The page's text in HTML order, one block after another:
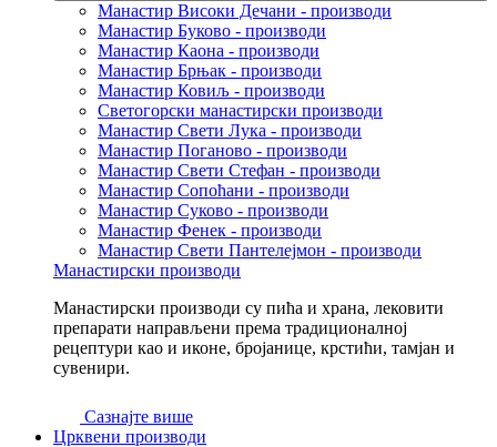
Манастир Високи Дечани - производи
Манастир Буково - производи
Манастир Каона - производи
Манастир Брњак - производи
Манастир Ковиљ - производи
Светогорски манастирски производи
Манастир Свети Лука - производи
Манастир Поганово - производи
Манастир Свети Стефан - производи
Манастир Сопоћани - производи
Манастир Суково - производи
Манастир Фенек - производи
Манастир Свети Пантелејмон - производи
Манастирски производи
Манастирски производи су пића и храна, лековити
препарати направљени према традиционалној
рецептури као и иконе, бројанице, крстићи, тамјан и
сувенири.
Сазнајте више
Црквени производи